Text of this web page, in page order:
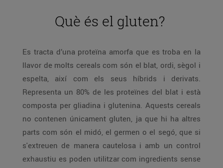
Què és el gluten?
Es tracta d’una proteïna amorfa que es troba en la
llavor de molts cereals com són el blat, ordi, sègol i
espelta, així com els seus híbrids i derivats.
Representa un 80% de les proteïnes del blat i està
composta per gliadina i glutenina. Aquests cereals
no contenen únicament gluten, ja que hi ha altres
parts com són el midó, el germen o el segó, que si
s'extreuen de manera cautelosa i amb un control
exhaustiu es poden utilitzar com ingredients sense